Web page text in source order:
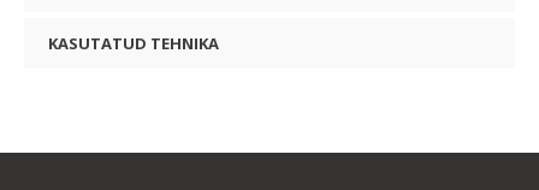
KASUTATUD TEHNIKA